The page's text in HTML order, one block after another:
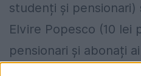
studenți și pensionari)
Elvire Popesco (10 lei
pensionari și abonați